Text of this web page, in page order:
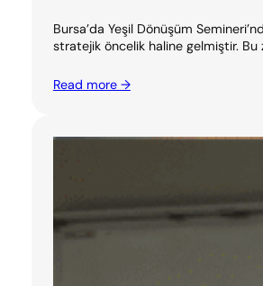
Bursa’da Yeşil Dönüşüm
stratejik öncelik haline gelmiştir. Bu
Read more →